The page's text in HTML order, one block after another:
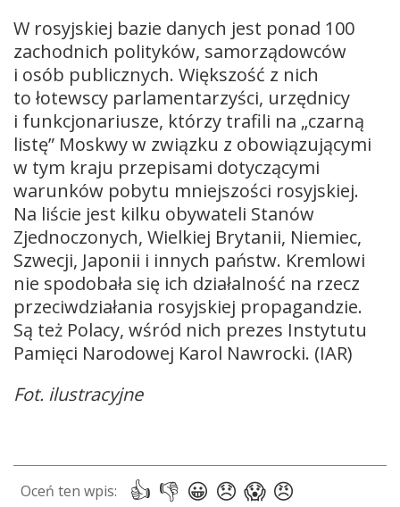
W rosyjskiej bazie danych jest ponad 100
zachodnich polityków, samorządowców
i osób publicznych. Większość z nich
to łotewscy parlamentarzyści, urzędnicy
i funkcjonariusze, którzy trafili na „czarną
listę” Moskwy w związku z obowiązującymi
w tym kraju przepisami dotyczącymi
warunków pobytu mniejszości rosyjskiej.
Na liście jest kilku obywateli Stanów
Zjednoczonych, Wielkiej Brytanii, Niemiec,
Szwecji, Japonii i innych państw. Kremlowi
nie spodobała się ich działalność na rzecz
przeciwdziałania rosyjskiej propagandzie.
Są też Polacy, wśród nich prezes Instytutu
Pamięci Narodowej Karol Nawrocki. (IAR)
Fot. ilustracyjne